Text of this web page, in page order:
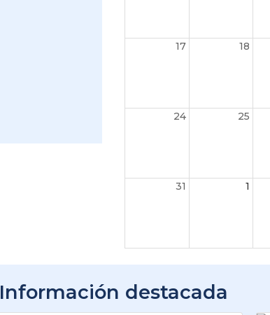
17 18
24 25
31 1
Información destacada